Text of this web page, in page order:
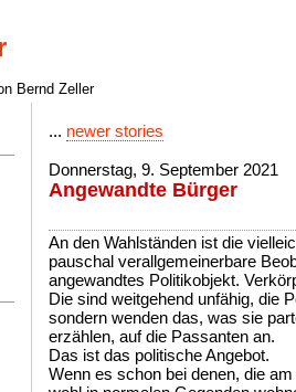
Bernd Zeller
... newer stories
Donnerstag, 9. September 2021
Angewandte Bürger
An den Wahlständen ist die
pauschal verallgemeinerbare
angewandtes Politikobjekt.
Die sind weitgehend unfähig, die
sondern wenden das, was sie
erzählen, auf die Passanten an.
Das ist das politische Angebot.
Wenn es schon bei denen, die